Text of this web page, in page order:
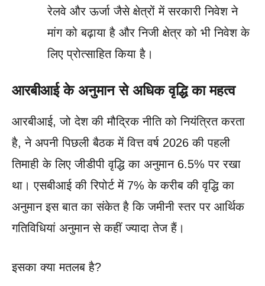
रेलवे और ऊर्जा जैसे क्षेत्रों में सरकारी निवेश ने
मांग को बढ़ाया है और निजी क्षेत्र को भी निवेश के
लिए प्रोत्साहित किया है।
आरबीआई के अनुमान से अधिक वृद्धि का महत्व
आरबीआई, जो देश की मौद्रिक नीति को नियंत्रित करता
है, ने अपनी पिछली बैठक में वित्त वर्ष 2026 की पहली
तिमाही के लिए जीडीपी वृद्धि का अनुमान 6.5% पर रखा
था। एसबीआई की रिपोर्ट में 7% के करीब की वृद्धि का
अनुमान इस बात का संकेत है कि जमीनी स्तर पर आर्थिक
गतिविधियां अनुमान से कहीं ज्यादा तेज हैं।
इसका क्या मतलब है?